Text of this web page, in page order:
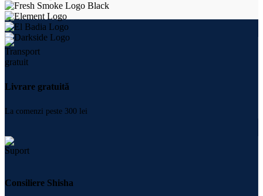
Livrare gratuită
La comenzi peste 300 lei
Consiliere Shisha